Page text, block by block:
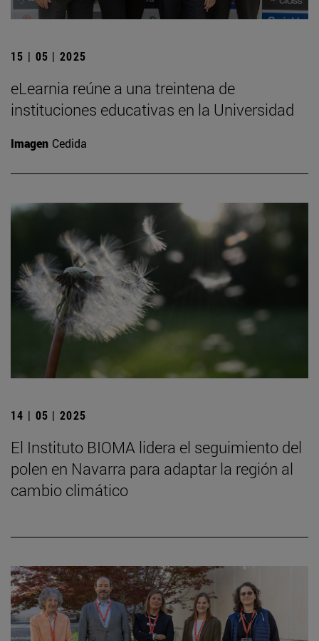
15 | 05 | 2025
eLearnia reúne a una treintena de
instituciones educativas en la Universidad
Imagen Cedida
14 | 05 | 2025
El Instituto BIOMA lidera el seguimiento del
polen en Navarra para adaptar la región al
cambio climático